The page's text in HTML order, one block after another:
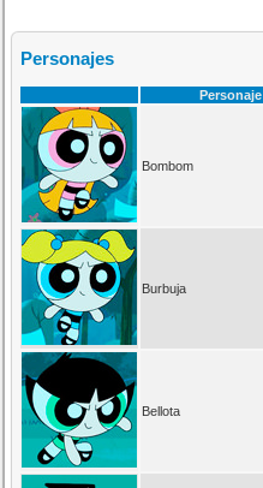
Personajes
Personaje
Bombom
Burbuja
Bellota